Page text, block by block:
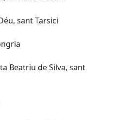
sant Tarsici
Beatriu de Silva, sant